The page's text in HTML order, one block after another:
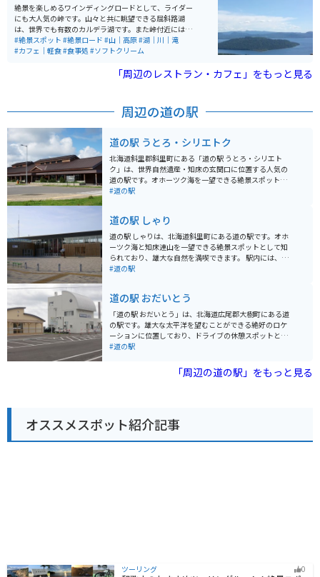
絶景を楽しめるワインディングロードとして、ライダー
にも大人気の峠です。山々と共に眺望できる屈斜路湖
は、世界でも有数のカルデラ湖です。また峠付近には、
北海道では珍しいヘアピンカーブの場所もあり、直線だ
けでない走りを楽しむ事もできます。辿り着いた峠から
#絶景スポット #絶景ロード #山｜高原#湖｜川｜滝
#カフェ｜軽食#食事処 #ソフトクリーム
「周辺のレストラン・カフェ」をもっと見る
周辺の道の駅
道の駅 うとろ・シリエトク
北海道斜里郡斜里町にある「道の駅 うとろ・シリエト
ク」は、世界自然遺産・知床の玄関口に位置する人気の
道の駅です。オホーツク海を一望できる絶景スポットと
しても有名で、流氷の時期には目の前に広がる流氷群を
地元の新鮮な魚介類を使った料理や、知床ならではの食
材を使ったお土産を楽しむことができます。また、隣接
する「ウトロ温泉 シーサイドホテル」には日帰り入浴施
設もあり、旅の疲れを癒やすこともできます。 バイクで
訪れる際は、駐車場も広く、休憩場所としても最適で
ムイワッカ湯の滝など、観光スポットも点在しており、
ツーリングの拠点としてもおすすめです。 知床を訪れた
際には、ぜひ立ち寄りたい道の駅です。
#道の駅
道の駅 しゃり
道の駅 しゃりは、北海道斜里町にある道の駅です。オホ
ーツク海と知床連山を一望できる絶景スポットとして知
られており、雄大な自然を満喫できます。 駅内には、地
元の新鮮な海産物や農産物を販売する直売所や、斜里町
ん焼き定食です。 バイクで訪れる際は、駐車場も広く、
休憩場所としても最適です。周辺には、知床八景の一つ
である「オシンコシンの滝」や、世界遺産・知床国立公
園の玄関口となる「知床自然センター」など、観光スポ
ットも充実しています。 お土産には、斜里町産の鮭とば
#道の駅
道の駅 おだいとう
「道の駅 おだいとう」は、北海道広尾郡大樹町にある道
の駅です。雄大な太平洋を望むことができる絶好のロケ
ーションに位置しており、ドライブの休憩スポットとし
て人気があります。 道の駅には、地元の新鮮な海産物や
供するレストランがあります。お土産探しやランチにも
最適です。また、大樹町の宇宙開発に関する展示や、周
リングの休憩地点として、ぜひ立ち寄ってみてくださ
い。
#道の駅
「周辺の道の駅」をもっと見る
オススメスポット紹介記事
ツーリング 0